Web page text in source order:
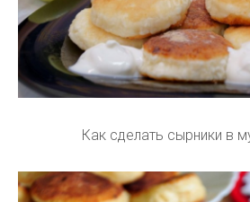
Как сделать сырники в